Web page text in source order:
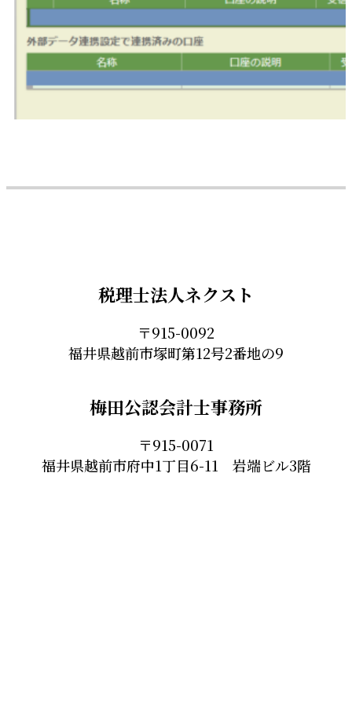
税理士法人ネクスト
〒915-0092
福井県越前市塚町第12号2番地の9
梅田公認会計士事務所
〒915-0071
福井県越前市府中1丁目6-11 岩端ビル3階